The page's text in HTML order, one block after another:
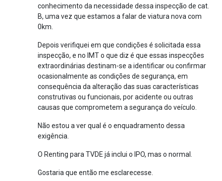
conhecimento da necessidade dessa inspecção de cat.
B, uma vez que estamos a falar de viatura nova com
0km.
Depois verifiquei em que condições é solicitada essa
inspecção, e no IMT o que diz é que essas inspecções
extraordinárias destinam-se a identificar ou confirmar
ocasionalmente as condições de segurança, em
consequência da alteração das suas características
construtivas ou funcionais, por acidente ou outras
causas que comprometem a segurança do veículo.
Não estou a ver qual é o enquadramento dessa
exigência.
O Renting para TVDE já inclui o IPO, mas o normal.
Gostaria que então me esclarecesse.